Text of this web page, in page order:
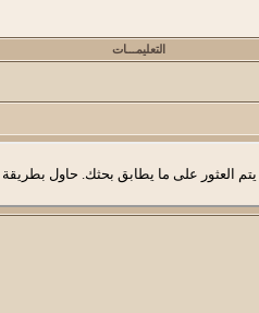
التعليمـــات
يتم العثور على ما يطابق بحثك. حاول